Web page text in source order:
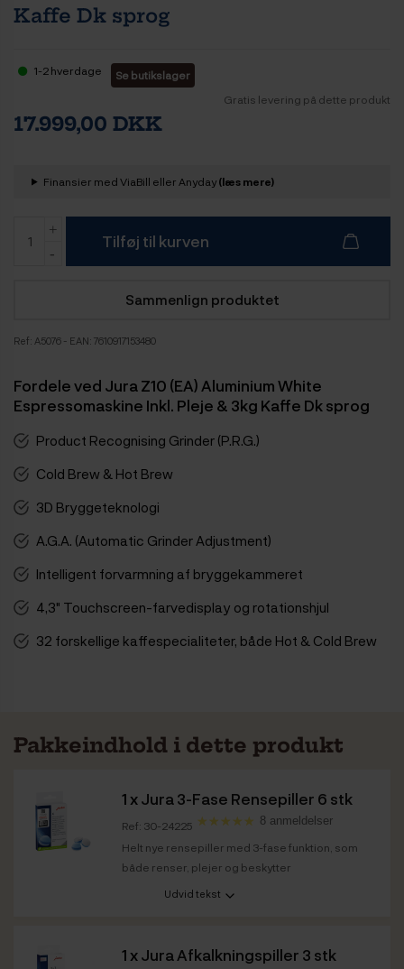
Kaffe Dk sprog
1-2 hverdage
Se butikslager
Gratis levering på dette produkt
17.999,00 DKK
Finansier med ViaBill eller Anyday(læs mere)
Tilføj til kurven
Sammenlign produktet
Ref: A5076 - EAN: 7610917153480
Fordele ved Jura Z10 (EA) Aluminium White
Espressomaskine Inkl. Pleje & 3kg Kaffe Dk sprog
Product Recognising Grinder (P.R.G.)
Cold Brew & Hot Brew
3D Bryggeteknologi
A.G.A. (Automatic Grinder Adjustment)
Intelligent forvarmning af bryggekammeret
4,3" Touchscreen-farvedisplay og rotationshjul
32 forskellige kaffespecialiteter, både Hot & Cold Brew
Pakkeindhold i dette produkt
1 xJura 3-Fase Rensepiller 6 stk
Ref: 30-24225 8 anmeldelser
Helt nye rensepiller med 3-fase funktion, som
både renser, plejer og beskytter
Udvid tekst
1 xJura Afkalkningspiller 3 stk